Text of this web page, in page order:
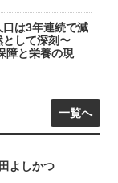
口は3年連続で減
として深刻〜
障と栄養の現
一覧へ
よしかつ